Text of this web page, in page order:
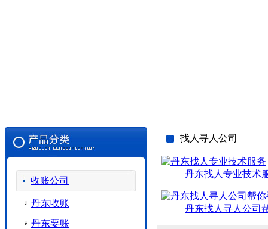
收账公司
丹东收账
丹东要账
找人寻人公司
丹东找人专业技术
丹东找人寻人公司